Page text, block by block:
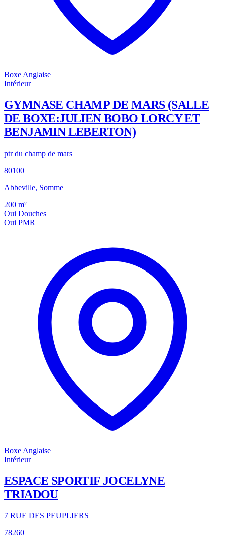
Boxe Anglaise
Intérieur
GYMNASE CHAMP DE MARS (SALLE
DE BOXE:JULIEN BOBO LORCY ET
BENJAMIN LEBERTON)
ptr du champ de mars
80100
Abbeville, Somme
200 m²
Oui Douches
Oui PMR
Boxe Anglaise
Intérieur
ESPACE SPORTIF JOCELYNE
TRIADOU
7 RUE DES PEUPLIERS
78260